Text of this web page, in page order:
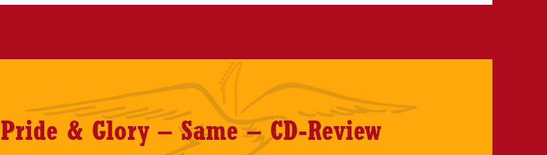
Pride & Glory – Same – CD-Review